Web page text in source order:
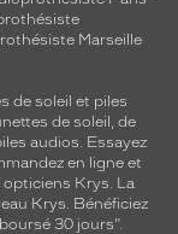
Marseille
de soleil et piles
de soleil, de
audios. Essayez
en ligne et
Krys. La
Krys. Bénéficiez
30 jours".